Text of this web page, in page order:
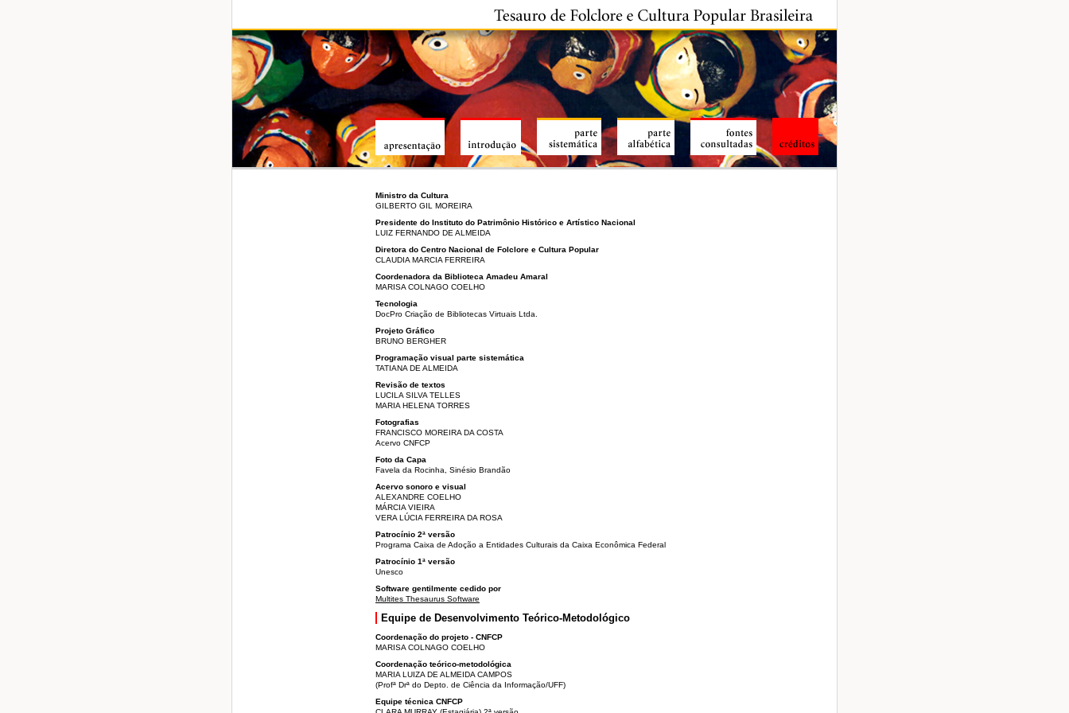
Ministro da Cultura
GILBERTO GIL MOREIRA
Presidente do Instituto do Patrimônio Histórico e Artístico Nacional
LUIZ FERNANDO DE ALMEIDA
Diretora do Centro Nacional de Folclore e Cultura Popular
CLAUDIA MARCIA FERREIRA
Coordenadora da Biblioteca Amadeu Amaral
MARISA COLNAGO COELHO
Tecnologia
DocPro Criação de Bibliotecas Virtuais Ltda.
Projeto Gráfico
BRUNO BERGHER
Programação visual parte sistemática
TATIANA DE ALMEIDA
Revisão de textos
LUCILA SILVA TELLES
MARIA HELENA TORRES
Fotografias
FRANCISCO MOREIRA DA COSTA
Acervo CNFCP
Foto da Capa
Favela da Rocinha, Sinésio Brandão
Acervo sonoro e visual
ALEXANDRE COELHO
MÁRCIA VIEIRA
VERA LÚCIA FERREIRA DA ROSA
Patrocínio 2ª versão
Programa Caixa de Adoção a Entidades Culturais da Caixa Econômica Federal
Patrocínio 1ª versão
Unesco
Software gentilmente cedido por
Multites Thesaurus Software
Equipe de Desenvolvimento Teórico-Metodológico
Coordenação do projeto - CNFCP
MARISA COLNAGO COELHO
Coordenação teórico-metodológica
MARIA LUIZA DE ALMEIDA CAMPOS
(Profª Drª do Depto. de Ciência da Informação/UFF)
Equipe técnica CNFCP